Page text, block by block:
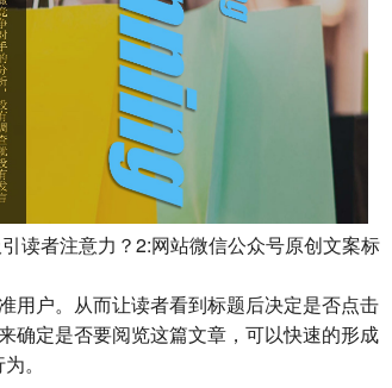
者注意力？2:网站微信公众号原创文案标
户。从而让读者看到标题后决定是否点击
确定是否要阅览这篇文章，可以快速的形成
。